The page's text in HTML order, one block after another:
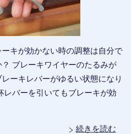
キが効かない時の調整は自分で
ブレーキワイヤーのたるみが
ーキレバーがゆるい状態になり
レバーを引いてもブレーキが効
続きを読む